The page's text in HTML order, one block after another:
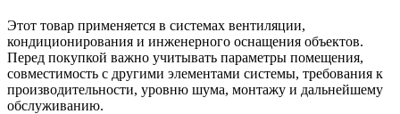
Этот товар применяется в системах вентиляции,
кондиционирования и инженерного оснащения объектов.
Перед покупкой важно учитывать параметры помещения,
совместимость с другими элементами системы, требования к
производительности, уровню шума, монтажу и дальнейшему
обслуживанию.